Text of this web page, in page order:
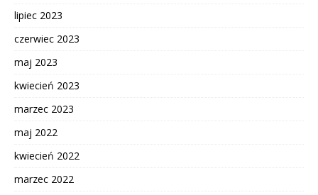
lipiec 2023
czerwiec 2023
maj 2023
kwiecień 2023
marzec 2023
maj 2022
kwiecień 2022
marzec 2022